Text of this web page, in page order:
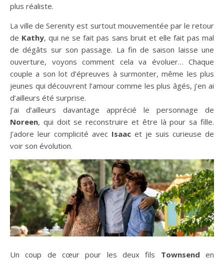
plus réaliste.
La ville de Serenity est surtout mouvementée par le retour
de Kathy, qui ne se fait pas sans bruit et elle fait pas mal
de dégâts sur son passage. La fin de saison laisse une
ouverture, voyons comment cela va évoluer… Chaque
couple a son lot d’épreuves à surmonter, même les plus
jeunes qui découvrent l’amour comme les plus âgés, j’en ai
d’ailleurs été surprise.
J’ai d’ailleurs davantage apprécié le personnage de
Noreen, qui doit se reconstruire et être là pour sa fille.
J’adore leur complicité avec Isaac et je suis curieuse de
voir son évolution.
Un coup de cœur pour les deux fils Townsend en